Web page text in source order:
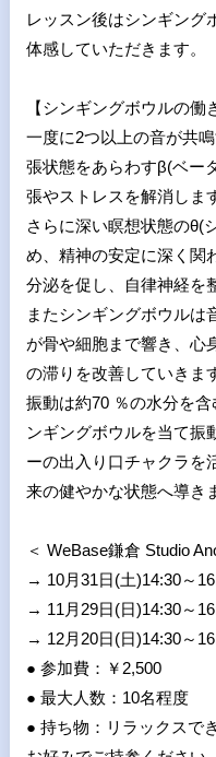
レッスン後はシンギング
体感していただきます。
【シンギングボウルの働
一度に2つ以上の音が共
張状態をあらわすβ(ベー
張やストレスを解消しま
さらに深い瞑想状態のθ(
め、精神の安定に深く関
分泌を促し、自律神経を
またシンギングボウルは
が骨や細胞まで響き、心
の滞りを改善していきま
振動は約70 ％の水分を
ンギングボウルを当て振
ーの出入り口チャクラを
来の健やかな状態へ導き
＜ WeBase鎌倉 Studio
→ 10月31日(土)14:30～
→ 11月29日(日)14:30～
→ 12月20日(日)14:30～
● 参加費：￥2,500
● 最大人数：10名程度
● 持ち物：リラックスで